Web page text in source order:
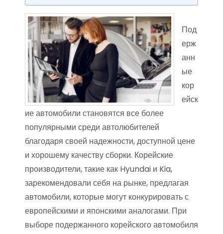
Под
ерж
анн
ые
кор
ейск
ие автомобили становятся все более
популярными среди автолюбителей
благодаря своей надежности, доступной цене
и хорошему качеству сборки. Корейские
производители, такие как Hyundai и Kia,
зарекомендовали себя на рынке, предлагая
автомобили, которые могут конкурировать с
европейскими и японскими аналогами. При
выборе подержанного корейского автомобиля